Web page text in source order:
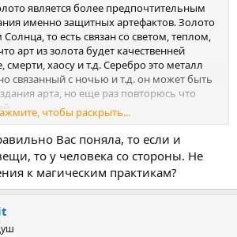
является более предпочтительным
именно защитных артефактов. Золото
то есть связан со светом, теплом,
арт из золота будет качественней
смерти, хаосу и т.д. Серебро это металл
связанный с ночью и т.д. он может быть
арта, но еще раз повторюсь что
с восковыми отливками и данный
только строго для этого, то
как металл имеющий свойство
на следующей позиции метеоритное
изготовить из серебра, или
тогда с большего пофиг какой металл,
чтобы раскрыть...
Вас поняла, то если и
то у человека со стороны. Не
к магическим практикам?